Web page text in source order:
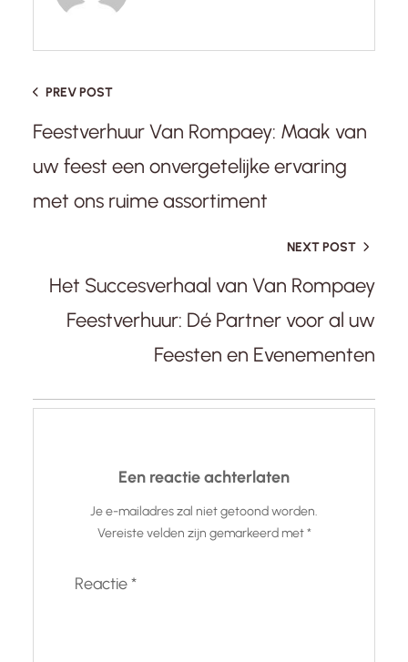
PREV POST
Feestverhuur Van Rompaey: Maak van
uw feest een onvergetelijke ervaring
met ons ruime assortiment
NEXT POST
Het Succesverhaal van Van Rompaey
Feestverhuur: Dé Partner voor al uw
Feesten en Evenementen
Een reactie achterlaten
Je e-mailadres zal niet getoond worden.
Vereiste velden zijn gemarkeerd met*
Reactie*